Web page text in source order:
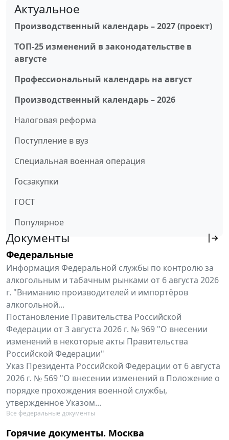
Актуальное
Производственный календарь – 2027 (проект)
ТОП-25 изменений в законодательстве в
августе
Профессиональный календарь на август
Производственный календарь – 2026
Налоговая реформа
Поступление в вуз
Специальная военная операция
Госзакупки
ГОСТ
Популярное
Документы
Федеральные
Информация Федеральной службы по контролю за
алкогольным и табачным рынками от 6 августа 2026
г. "Вниманию производителей и импортёров
алкогольной...
Постановление Правительства Российской
Федерации от 3 августа 2026 г. № 969 "О внесении
изменений в некоторые акты Правительства
Российской Федерации"
Указ Президента Российской Федерации от 6 августа
2026 г. № 569 "О внесении изменений в Положение о
порядке прохождения военной службы,
утвержденное Указом...
Все федеральные документы
Горячие документы. Москва